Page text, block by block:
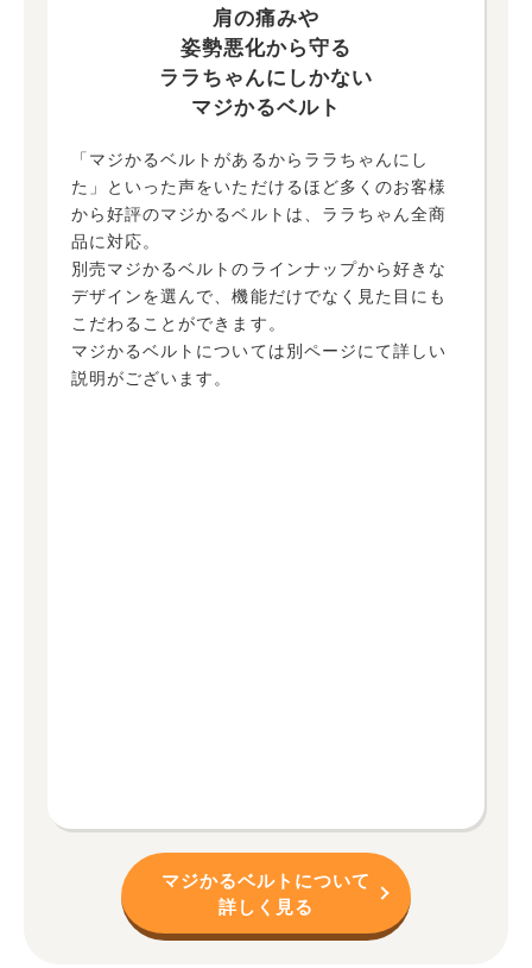
肩の痛みや
姿勢悪化から守る
ララちゃんにしかない
マジかるベルト
「マジかるベルトがあるからララちゃんにし
た」といった声をいただけるほど多くのお客様
から好評のマジかるベルトは、ララちゃん全商
品に対応。
別売マジかるベルトのラインナップから好きな
デザインを選んで、機能だけでなく見た目にも
こだわることができます。
マジかるベルトについては別ページにて詳しい
説明がございます。
マジかるベルトについて
詳しく見る